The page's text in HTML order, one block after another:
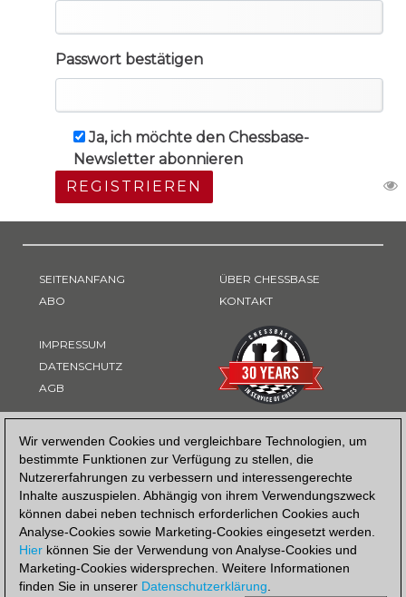
Wir verwenden Cookies und vergleichbare Technologien, um
bestimmte Funktionen zur Verfügung zu stellen, die
Nutzererfahrungen zu verbessern und interessengerechte
Inhalte auszuspielen. Abhängig von ihrem Verwendungszweck
können dabei neben technisch erforderlichen Cookies auch
Analyse-Cookies sowie Marketing-Cookies eingesetzt werden.
Hier können Sie der Verwendung von Analyse-Cookies und
Marketing-Cookies widersprechen. Weitere Informationen
finden Sie in unserer Datenschutzerklärung.
Passwort bestätigen
Ja, ich möchte den Chessbase-
Newsletter abonnieren
REGISTRIEREN
SEITENANFANG
ABO
IMPRESSUM
DATENSCHUTZ
AGB
ÜBER CHESSBASE
KONTAKT
ZAHLUNGSART